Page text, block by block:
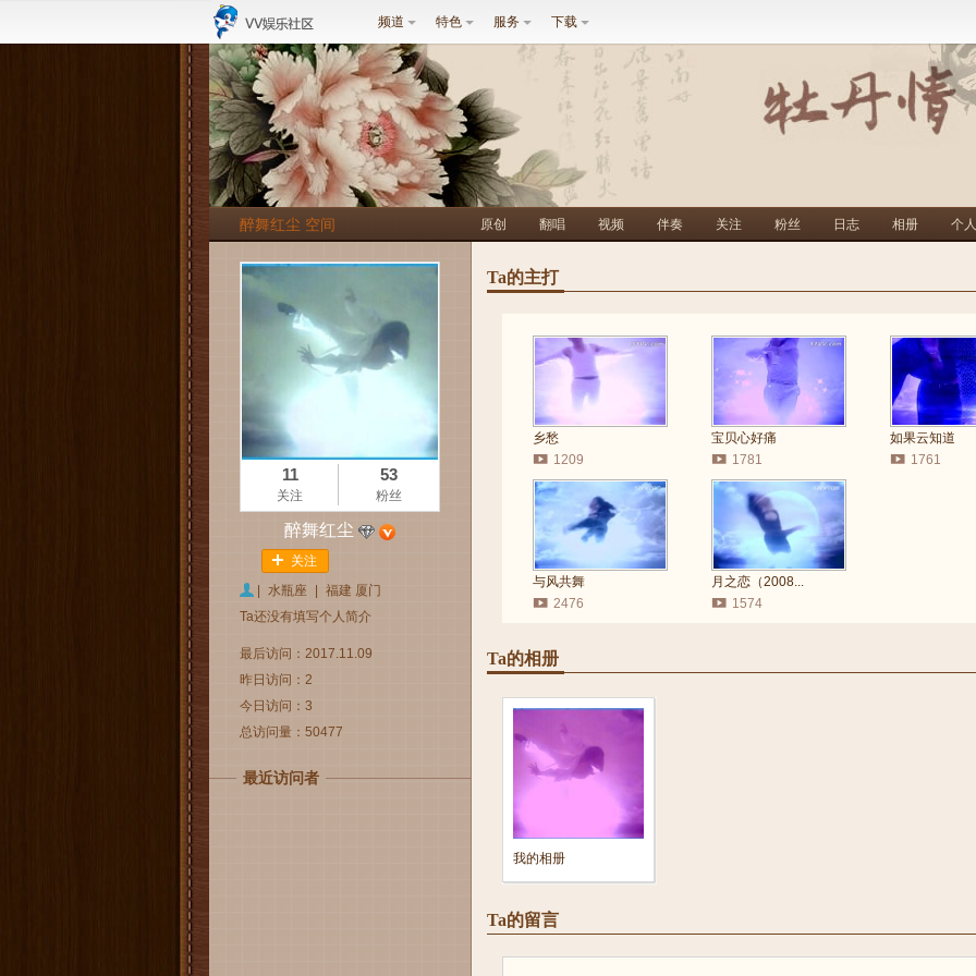
频道 特色 服务 下载
醉舞红尘 空间 原创 翻唱 视频 伴奏 关注 粉丝 日志 相册 个
11
关注
53
粉丝
醉舞红尘
关注
水瓶座
福建 厦门
Ta还没有填写个人简介
最后访问：2017.11.09
昨日访问：2
今日访问：3
总访问量：50477
最近访问者
Ta的主打
乡愁
1209
宝贝心好痛
1781
如果云知道
1761
与风共舞
2476
月之恋（2008...
1574
Ta的相册
我的相册
Ta的留言